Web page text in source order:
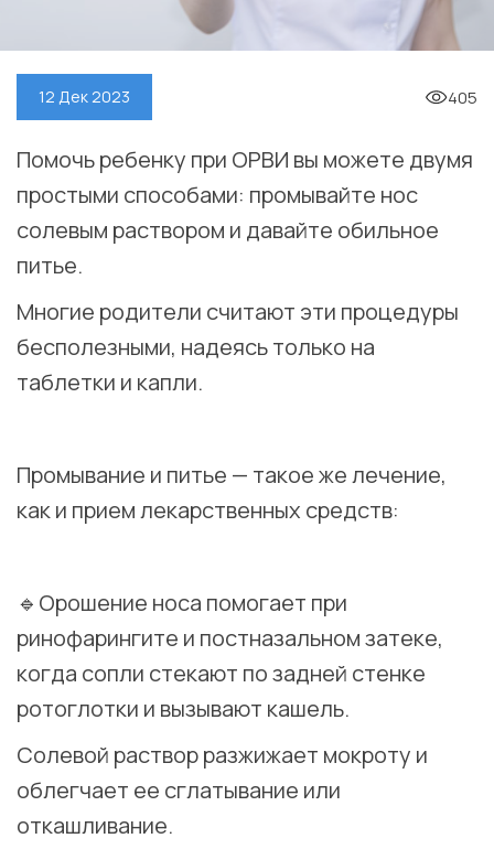
12 Дек 2023 405
Помочь ребенку при ОРВИ вы можете двумя
простыми способами: промывайте нос
солевым раствором и давайте обильное
питье.
Многие родители считают эти процедуры
бесполезными, надеясь только на
таблетки и капли.
Промывание и питье — такое же лечение,
как и прием лекарственных средств:
🔹Орошение носа помогает при
ринофарингите и постназальном затеке,
когда сопли стекают по задней стенке
ротоглотки и вызывают кашель.
Солевой раствор разжижает мокроту и
облегчает ее сглатывание или
откашливание.